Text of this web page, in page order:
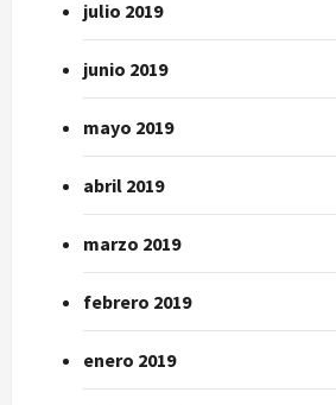
julio 2019
junio 2019
mayo 2019
abril 2019
marzo 2019
febrero 2019
enero 2019